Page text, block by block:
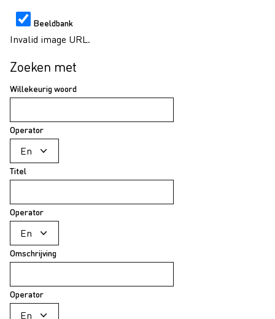
Beeldbank
Invalid image URL.
Zoeken met
Willekeurig woord
Operator
Titel
Operator
Omschrijving
Operator